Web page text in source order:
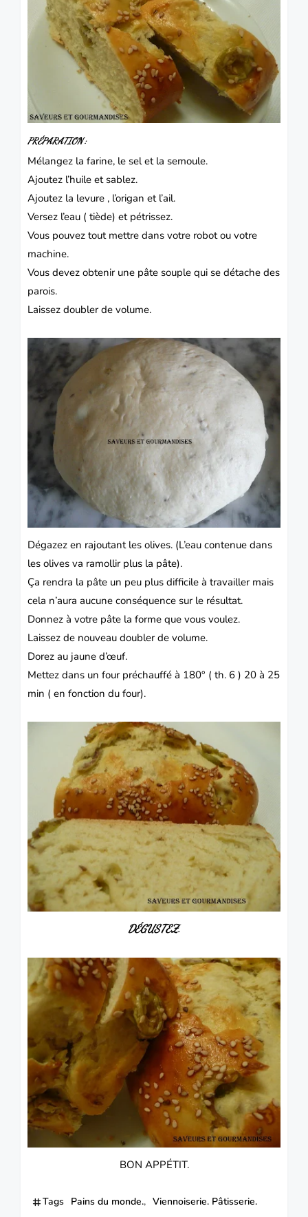
PRÉPARATION :
Mélangez la farine, le sel et la semoule.
Ajoutez l’huile et sablez.
Ajoutez la levure , l’origan et l’ail.
Versez l’eau ( tiède) et pétrissez.
Vous pouvez tout mettre dans votre robot ou votre
machine.
Vous devez obtenir une pâte souple qui se détache des
parois.
Laissez doubler de volume.
Dégazez en rajoutant les olives. (L’eau contenue dans
les olives va ramollir plus la pâte).
Ça rendra la pâte un peu plus difficile à travailler mais
cela n’aura aucune conséquence sur le résultat.
Donnez à votre pâte la forme que vous voulez.
Laissez de nouveau doubler de volume.
Dorez au jaune d’œuf.
Mettez dans un four préchauffé à 180° ( th. 6 ) 20 à 25
min ( en fonction du four).
DÉGUSTEZ.
BON APPÉTIT.
Tags Pains du monde. Viennoiserie. Pâtisserie.